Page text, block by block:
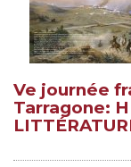
Ve journée
Tarragone: